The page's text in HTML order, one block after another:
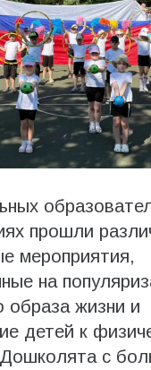
прошли
мероприятия,
на
образа жизни и
детей к
Дошколята с